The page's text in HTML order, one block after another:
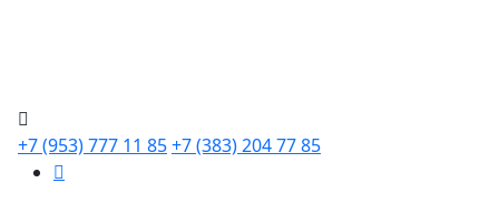
+7 (953) 777 11 85+7 (383) 204 77 85